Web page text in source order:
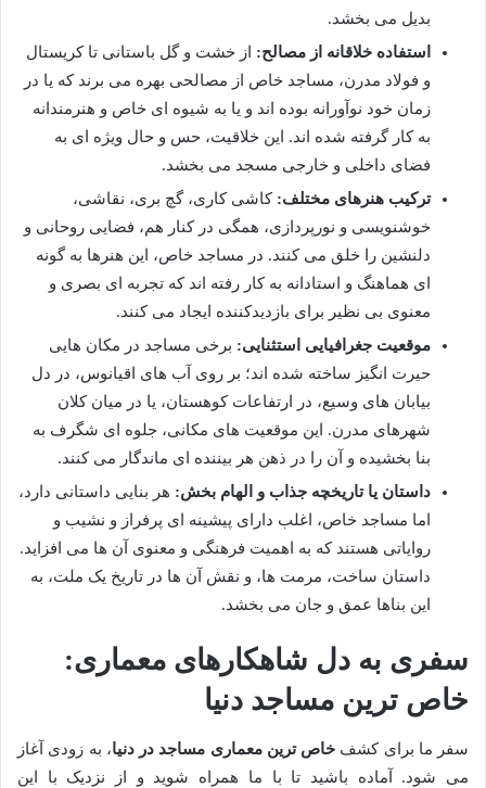
بدیل می بخشد.
استفاده خلاقانه از مصالح: از خشت و گل باستانی تا کریستال
و فولاد مدرن، مساجد خاص از مصالحی بهره می برند که یا در
زمان خود نوآورانه بوده اند و یا به شیوه ای خاص و هنرمندانه
به کار گرفته شده اند. این خلاقیت، حس و حال ویژه ای به
فضای داخلی و خارجی مسجد می بخشد.
ترکیب هنرهای مختلف: کاشی کاری، گچ بری، نقاشی،
خوشنویسی و نورپردازی، همگی در کنار هم، فضایی روحانی و
دلنشین را خلق می کنند. در مساجد خاص، این هنرها به گونه
ای هماهنگ و استادانه به کار رفته اند که تجربه ای بصری و
معنوی بی نظیر برای بازدیدکننده ایجاد می کنند.
موقعیت جغرافیایی استثنایی: برخی مساجد در مکان هایی
حیرت انگیز ساخته شده اند؛ بر روی آب های اقیانوس، در دل
بیابان های وسیع، در ارتفاعات کوهستان، یا در میان کلان
شهرهای مدرن. این موقعیت های مکانی، جلوه ای شگرف به
بنا بخشیده و آن را در ذهن هر بیننده ای ماندگار می کنند.
داستان یا تاریخچه جذاب و الهام بخش: هر بنایی داستانی دارد،
اما مساجد خاص، اغلب دارای پیشینه ای پرفراز و نشیب و
روایاتی هستند که به اهمیت فرهنگی و معنوی آن ها می افزاید.
داستان ساخت، مرمت ها، و نقش آن ها در تاریخ یک ملت، به
این بناها عمق و جان می بخشد.
سفری به دل شاهکارهای معماری:
خاص ترین مساجد دنیا
سفر ما برای کشف خاص ترین معماری مساجد در دنیا، به زودی آغاز
می شود. آماده باشید تا با ما همراه شوید و از نزدیک با این